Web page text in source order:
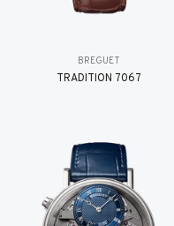
BREGUET
TRADITION 7067